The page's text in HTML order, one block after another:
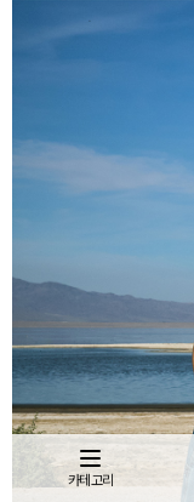
카테고리